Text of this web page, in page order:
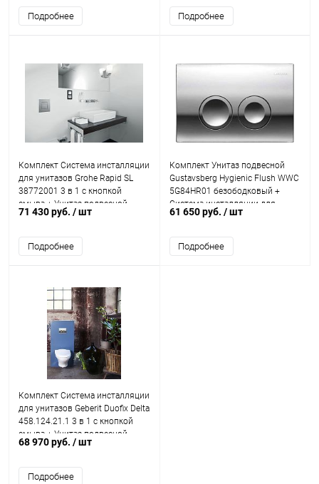
Подробнее Подробнее
Комплект Система инсталляции
для унитазов Grohe Rapid SL
38772001 3 в 1 с кнопкой
смыва + Унитаз подвесной
Gustavsberg Estetic Hygienic
71 430 руб. / шт
Подробнее
Комплект Унитаз подвесной
Gustavsberg Hygienic Flush WWC
5G84HR01 безободковый +
Система инсталляции для
унитазов Geberit Duofix Delta
61 650 руб. / шт
Подробнее
Комплект Система инсталляции
для унитазов Geberit Duofix Delta
458.124.21.1 3 в 1 с кнопкой
смыва + Унитаз подвесной
Gustavsberg Estetic Hygienic Flu
68 970 руб. / шт
Подробнее